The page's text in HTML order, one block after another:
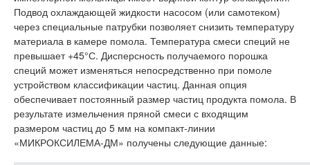
Подвод охлаждающей жидкости насосом (или самотеком)
через специальные патрубки позволяет снизить температуру
материала в камере помола. Температура смеси специй не
превышает +45°С. Дисперсность получаемого порошка
специй может изменяться непосредственно при помоле
устройством классификации частиц. Данная опция
обеспечивает постоянный размер частиц продукта помола. В
результате измельчения пряной смеси с входящим
размером частиц до 5 мм на компакт-линии
«МИКРОКСИЛЕМА-ДМ» получены следующие данные: